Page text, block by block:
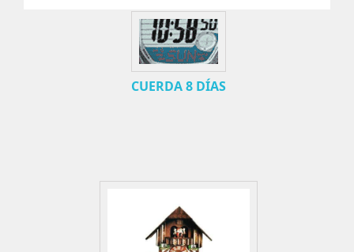
CUERDA 8 DÍAS